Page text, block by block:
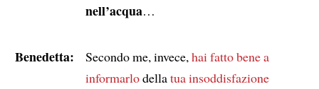
nell’acqua…
Benedetta: Secondo me, invece, hai fatto bene a
informarlodellatua insoddisfazione